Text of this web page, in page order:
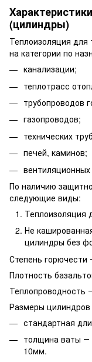
(цилиндры)
Теплоизоляция для
на категории по
канализации;
теплотрасс
трубопроводов
газопроводов;
технических
печей, каминов;
вентиляционных
По наличию
следующие виды:
Теплоизоляция
Не
цилиндры без
Степень горючести
Плотность
Теплопроводность
Размеры цилиндров
стандартная
толщина ваты ―
10мм.